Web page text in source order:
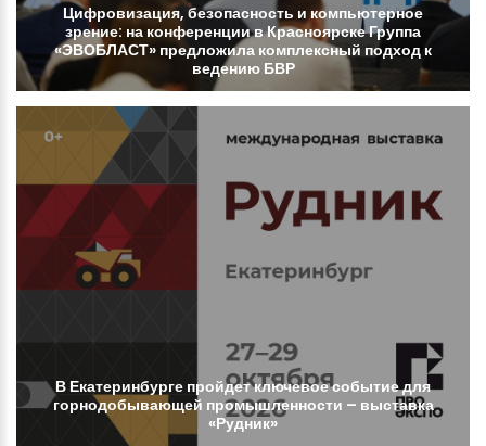
Цифровизация, безопасность и компьютерное
зрение: на конференциивКрасноярскеГруппа
«ЭВОБЛАСТ» предложила комплексный подход к
ведению БВР
В Екатеринбурге пройдетключевоесобытиедля
горнодобывающей промышленности – выставка
«Рудник»